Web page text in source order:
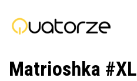
Matrioshka #XL